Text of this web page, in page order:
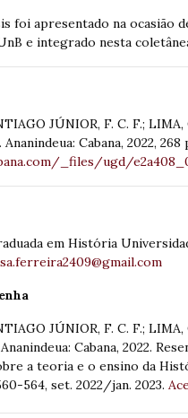
foi apresentado na ocasião
e integrado nesta
JÚNIOR, F. C. F.; LIMA,
Cabana, 2022,
_files/ugd/
em História
JÚNIOR, F. C. F.; LIMA,
Cabana, 2022.
a teoria e o ensino da
564, set. 2022/jan. 2023.